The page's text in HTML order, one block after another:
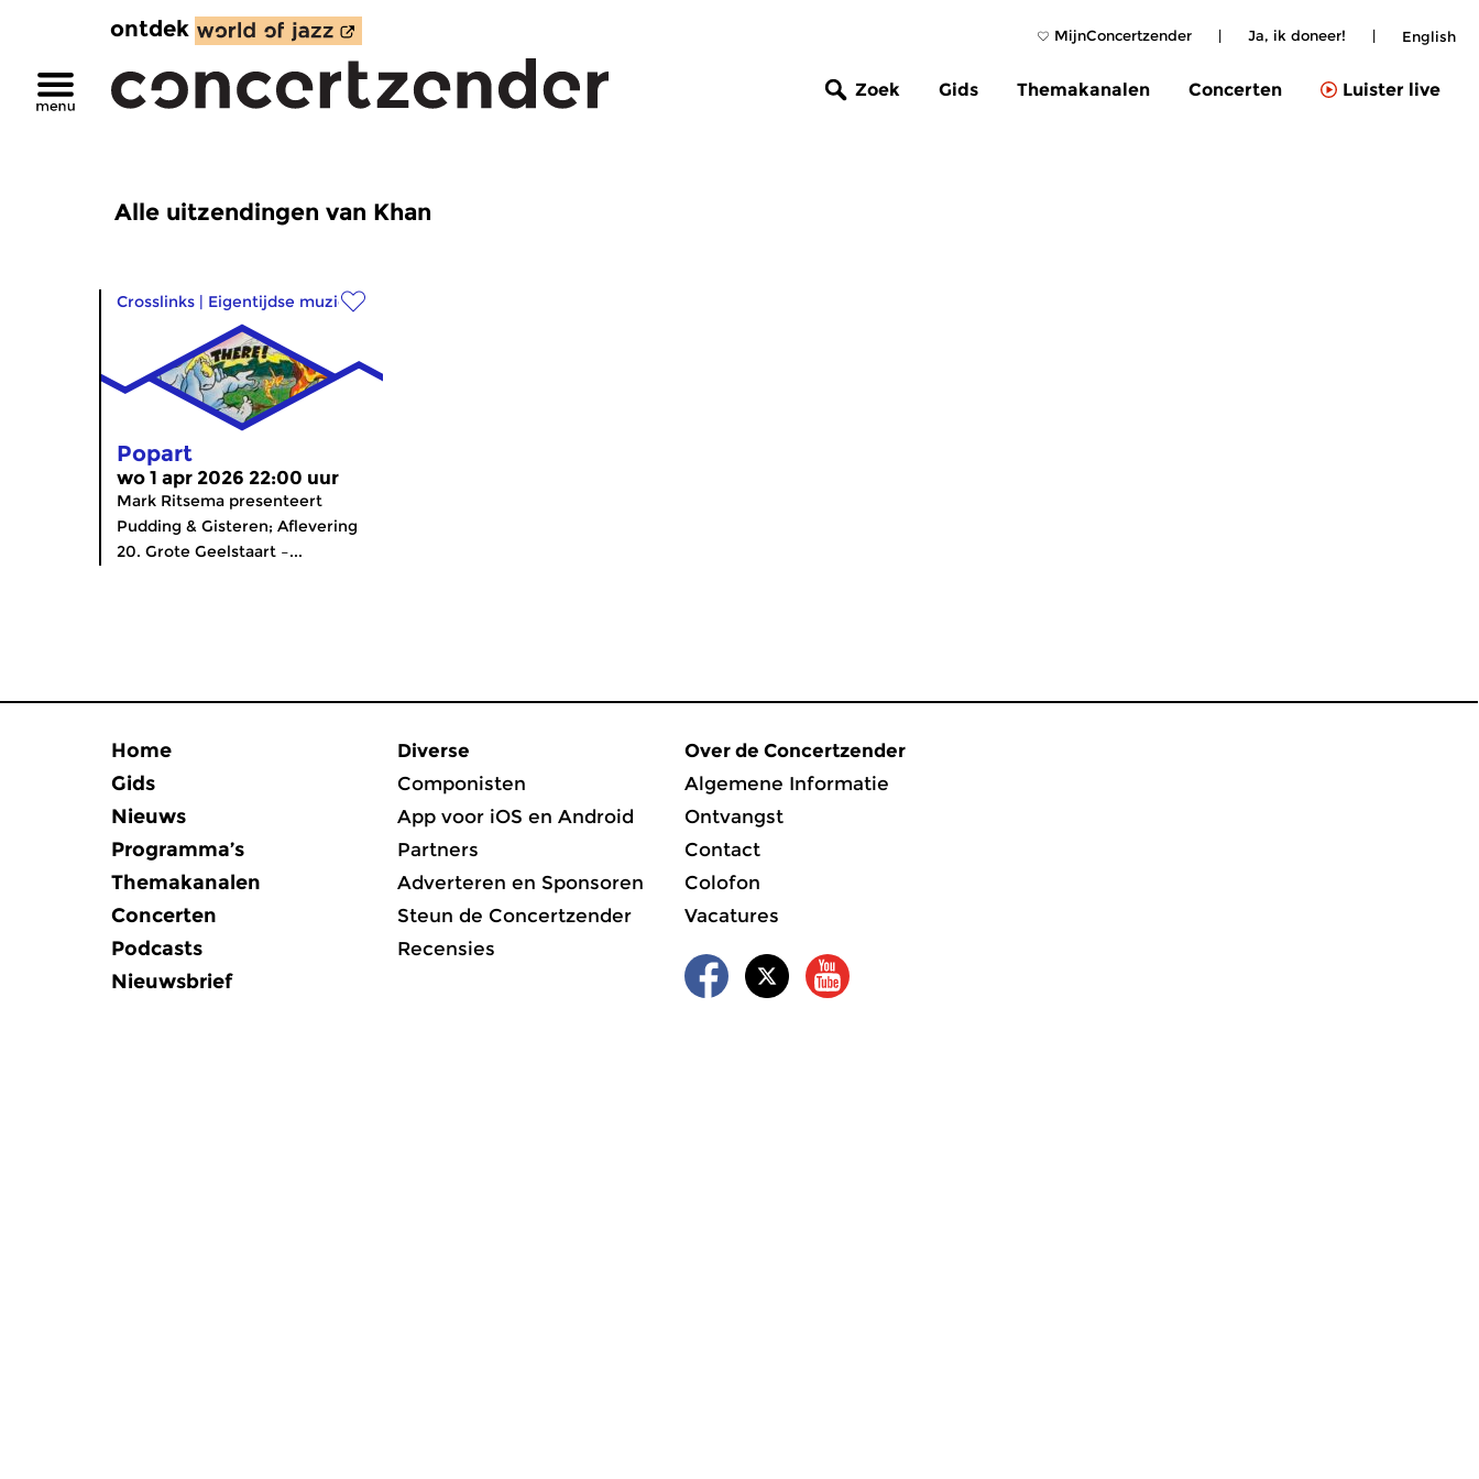
MijnConcertzender | Ja, ik doneer! | English
ontdek
Zoek Gids Themakanalen Concerten Luister live
Alle uitzendingen van Khan
Crosslinks | Eigentijdse muziek
Popart
wo 1 apr 2026 22:00 uur
Mark Ritsema presenteert
Pudding & Gisteren; Aflevering
20. Grote Geelstaart –...
Home
Gids
Nieuws
Programma’s
Themakanalen
Concerten
Podcasts
Nieuwsbrief
Diverse
Componisten
App voor iOS en Android
Partners
Adverteren en Sponsoren
Steun de Concertzender
Recensies
Over de Concertzender
Algemene Informatie
Ontvangst
Contact
Colofon
Vacatures